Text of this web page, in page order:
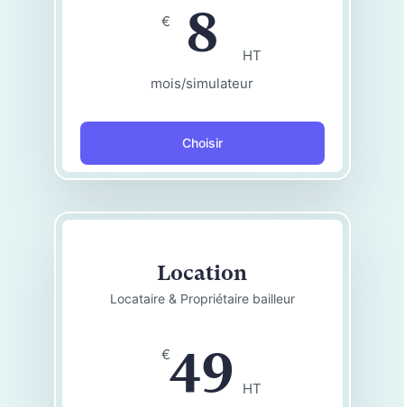
€ 8
HT
mois/simulateur
Choisir
Location
Locataire & Propriétaire bailleur
€49
HT